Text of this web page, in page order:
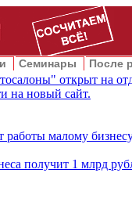
Семинары После
открыт на
на новый сайт.
работы малому
получит 1 млрд